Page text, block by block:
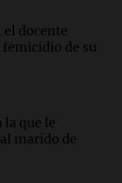
propiedad
argentina y
el docente
de su
la que le
marido de